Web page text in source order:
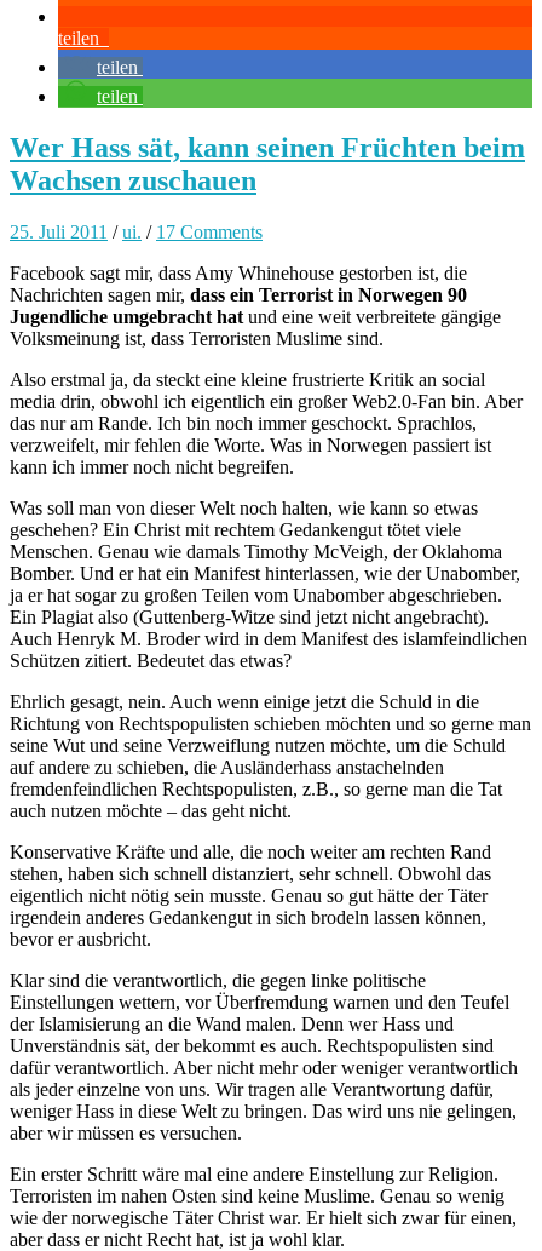
teilen
teilen
teilen
Wer Hass sät, kann seinen Früchten beim
Wachsen zuschauen
25. Juli 2011 /ui. / 17 Comments
Facebook sagt mir, dass Amy Whinehouse gestorben ist, die
Nachrichten sagen mir, dass ein Terrorist in Norwegen 90
Jugendliche umgebracht hat und eine weit verbreitete gängige
Volksmeinung ist, dass Terroristen Muslime sind.
Also erstmal ja, da steckt eine kleine frustrierte Kritik an social
media drin, obwohl ich eigentlich ein großer Web2.0-Fan bin. Aber
das nur am Rande. Ich bin noch immer geschockt. Sprachlos,
verzweifelt, mir fehlen die Worte. Was in Norwegen passiert ist
kann ich immer noch nicht begreifen.
Was soll man von dieser Welt noch halten, wie kann so etwas
geschehen? Ein Christ mit rechtem Gedankengut tötet viele
Menschen. Genau wie damals Timothy McVeigh, der Oklahoma
Bomber. Und er hat ein Manifest hinterlassen, wie der Unabomber,
ja er hat sogar zu großen Teilen vom Unabomber abgeschrieben.
Ein Plagiat also (Guttenberg-Witze sind jetzt nicht angebracht).
Auch Henryk M. Broder wird in dem Manifest des islamfeindlichen
Schützen zitiert. Bedeutet das etwas?
Ehrlich gesagt, nein. Auch wenn einige jetzt die Schuld in die
Richtung von Rechtspopulisten schieben möchten und so gerne man
seine Wut und seine Verzweiflung nutzen möchte, um die Schuld
auf andere zu schieben, die Ausländerhass anstachelnden
fremdenfeindlichen Rechtspopulisten, z.B., so gerne man die Tat
auch nutzen möchte – das geht nicht.
Konservative Kräfte und alle, die noch weiter am rechten Rand
stehen, haben sich schnell distanziert, sehr schnell. Obwohl das
eigentlich nicht nötig sein musste. Genau so gut hätte der Täter
irgendein anderes Gedankengut in sich brodeln lassen können,
bevor er ausbricht.
Klar sind die verantwortlich, die gegen linke politische
Einstellungen wettern, vor Überfremdung warnen und den Teufel
der Islamisierung an die Wand malen. Denn wer Hass und
Unverständnis sät, der bekommt es auch. Rechtspopulisten sind
dafür verantwortlich. Aber nicht mehr oder weniger verantwortlich
als jeder einzelne von uns. Wir tragen alle Verantwortung dafür,
weniger Hass in diese Welt zu bringen. Das wird uns nie gelingen,
aber wir müssen es versuchen.
Ein erster Schritt wäre mal eine andere Einstellung zur Religion.
Terroristen im nahen Osten sind keine Muslime. Genau so wenig
wie der norwegische Täter Christ war. Er hielt sich zwar für einen,
aber dass er nicht Recht hat, ist ja wohl klar.